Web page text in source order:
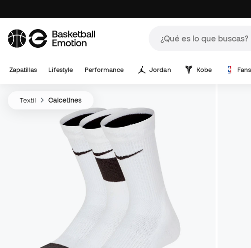
Zapatillas Lifestyle Performance Jordan Kobe Fans
Textil Calcetines